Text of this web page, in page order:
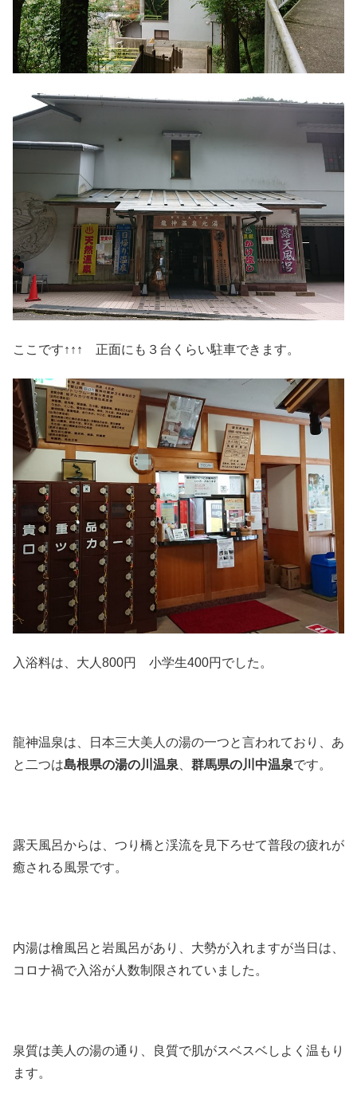
ここです↑↑↑ 正面にも３台くらい駐車できます。
入浴料は、大人800円 小学生400円でした。
龍神温泉は、日本三大美人の湯の一つと言われており、あ
と二つは島根県の湯の川温泉 群馬県の川中温泉です。
露天風呂からは、つり橋と渓流を見下ろせて普段の疲れが
癒される風景です。
内湯は檜風呂と岩風呂があり、大勢が入れますが当日は、
コロナ禍で入浴が人数制限されていました。
泉質は美人の湯の通り、良質で肌がスベスベしよく温もり
ます。